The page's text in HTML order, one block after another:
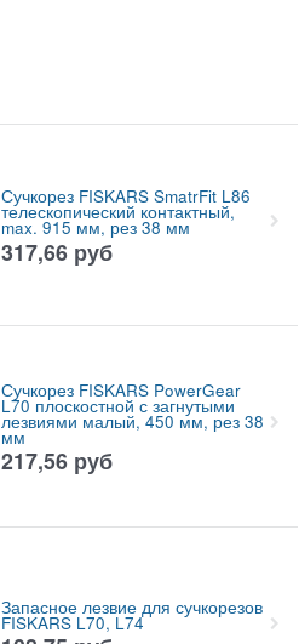
Сучкорез FISKARS SmatrFit L86
телескопический контактный,
max. 915 мм, рез 38 мм
317,66 руб
Сучкорез FISKARS PowerGear
L70 плоскостной с загнутыми
лезвиями малый, 450 мм, рез 38
мм
217,56 руб
Запасное лезвие для сучкорезов
FISKARS L70, L74